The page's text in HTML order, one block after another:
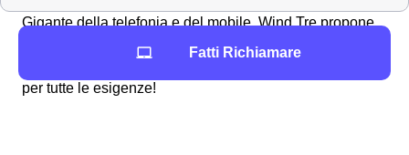
Gigante della telefonia e del mobile, Wind Tre propone
per i clienti di Rufina tantissime offerte su misura per
per tutte le esigenze!
Fatti Richiamare